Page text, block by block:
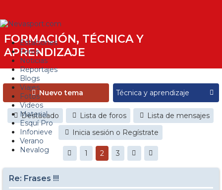
Estaciones
Foros
Noticias
Reportajes
Blogs
Viajes
Fotos
Videos
Material
Esquí Pro
Infonieve
Verano
Nevalog
FORMACIÓN, TÉCNICA Y
APRENDIZAJE
Nuevo tema
Destacado Lista de foros
Lista de mensajes
Inicia sesión o Regístrate
1 2 3
Re: Frases !!!